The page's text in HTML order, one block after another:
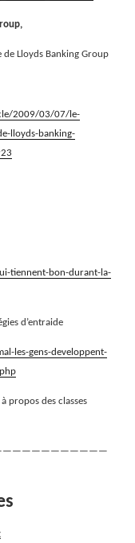
Lloyds Banking Group
2009/03/07/le-
lloyds-banking-
tiennent-bon-durant-la-
d’entraide
les-gens-developpent-
propos des classes